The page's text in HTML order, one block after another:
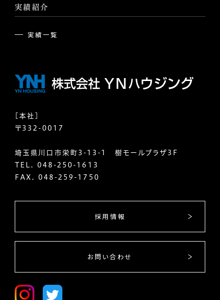
実績紹介
実績一覧
[本社]
〒332-0017
埼玉県川口市栄町3-13-1 樹モールプラザ3F
TEL. 048-250-1613
FAX. 048-259-1750
採用情報
お問い合わせ